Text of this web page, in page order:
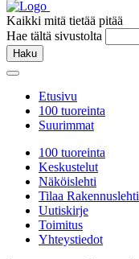
Kaikki mitä tietää pitää
Hae tältä sivustolta
Haku
Etusivu
100 tuoreinta
Suurimmat
100 tuoreinta
Keskustelut
Näköislehti
Tilaa Rakennuslehti
Uutiskirje
Toimitus
Yhteystiedot